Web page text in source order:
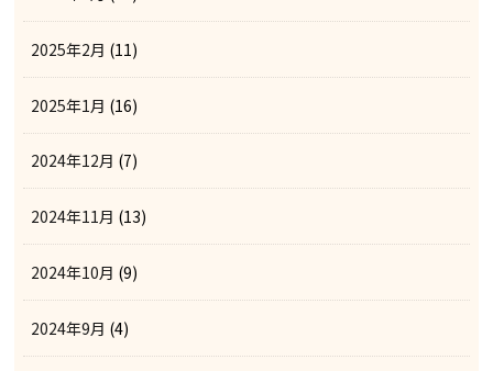
2025年2月 (11)
2025年1月 (16)
2024年12月 (7)
2024年11月 (13)
2024年10月 (9)
2024年9月 (4)